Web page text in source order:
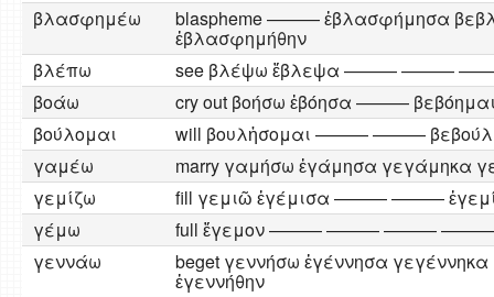
βλασφημέω
blaspheme ——— ἐβλασφήμησα
ἐβλασφημήθην
βλέπω
see βλέψω ἔβλεψα ——— ———
βοάω
cry out βοήσω ἐβόησα ———
βούλομαι
will βουλἠσομαι ——— ———
γαμέω
marry γαμήσω ἐγάμησα γεγάμηκα
γεμίζω
fill γεμιῶ ἐγέμισα ——— ———
γέμω
full ἔγεμον ——— ——— ——— ———
γεννάω
beget γεννήσω ἐγέννησα
ἐγεννήθην